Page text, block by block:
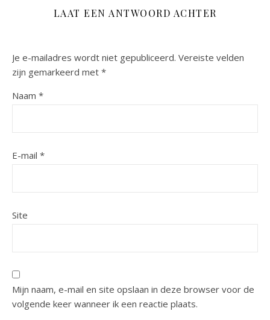
LAAT EEN ANTWOORD ACHTER
Je e-mailadres wordt niet gepubliceerd. Vereiste velden
zijn gemarkeerd met *
Naam *
E-mail *
Site
Mijn naam, e-mail en site opslaan in deze browser voor de
volgende keer wanneer ik een reactie plaats.